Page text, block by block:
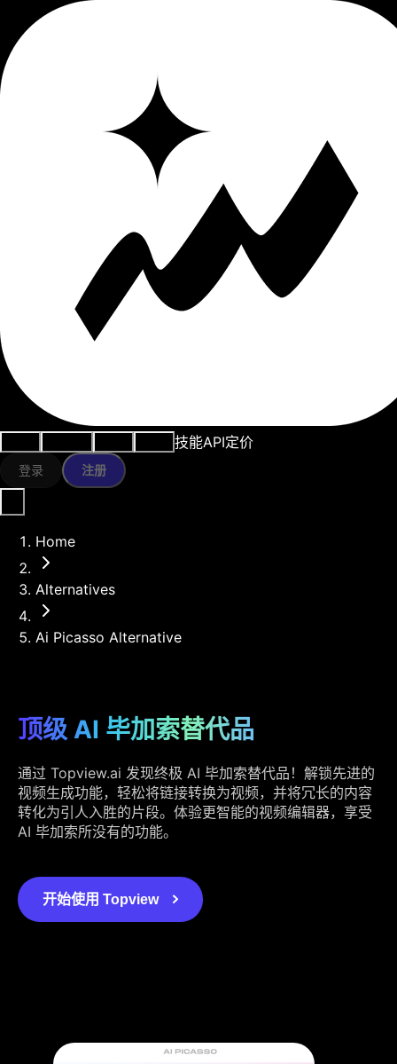
技能API定价
登录 注册
Home
Alternatives
Ai Picasso Alternative
顶级 AI 毕加索替代品
通过 Topview.ai 发现终极 AI 毕加索替代品！解锁先进的
视频生成功能，轻松将链接转换为视频，并将冗长的内容
转化为引人入胜的片段。体验更智能的视频编辑器，享受
AI 毕加索所没有的功能。
开始使用 Topview